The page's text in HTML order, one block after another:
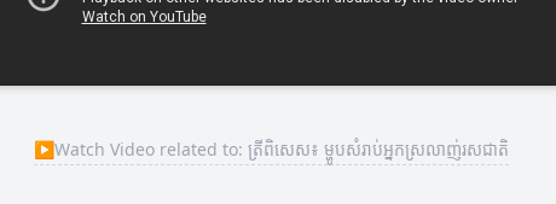
▶Watch Video related to: ត្រីពិសេស៖ ម្ហូបសំរាប់អ្នកស្រលាញ់រសជាតិ